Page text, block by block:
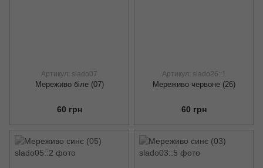
Артикул: slado07
Мереживо біле (07)
60 грн
Артикул: slado26::1
Мереживо червоне (26)
60 грн